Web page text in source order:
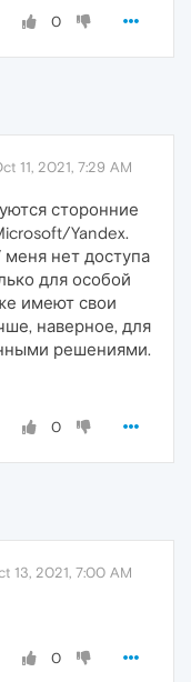
0
11, 2021, 7:29 AM
сторонние
Yandex.
нет доступа
для особой
имеют свои
наверное, для
решениями.
0
13, 2021, 7:00 AM
0